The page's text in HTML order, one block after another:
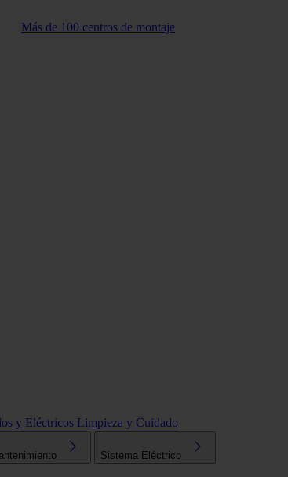
Más de 100 centros de montaje
y Eléctricos Limpieza y Cuidado
Sistema Eléctrico